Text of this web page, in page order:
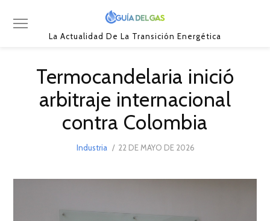
La Actualidad De La Transición Energética
Termocandelaria inició
arbitraje internacional
contra Colombia
Industria
POSTED
22 DE MAYO DE 2026